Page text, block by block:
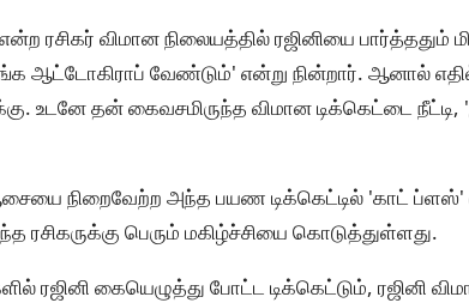
ரசிகர் விமான நிலையத்தில் ரஜினியை பார்த்ததும்
ஆட்டோகிராப் வேண்டும்' என்று நின்றார். ஆனால்
உடனே தன் கைவசமிருந்த விமான டிக்கெட்டை
ஆசையை நிறைவேற்ற அந்த பயண டிக்கெட்டில் 'காட்
ரசிகருக்கு பெரும் மகிழ்ச்சியை கொடுத்துள்ளது.
கையெழுத்து போட்ட டிக்கெட்டும், ரஜினி